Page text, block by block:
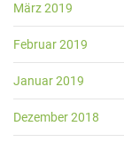
März 2019
Februar 2019
Januar 2019
Dezember 2018